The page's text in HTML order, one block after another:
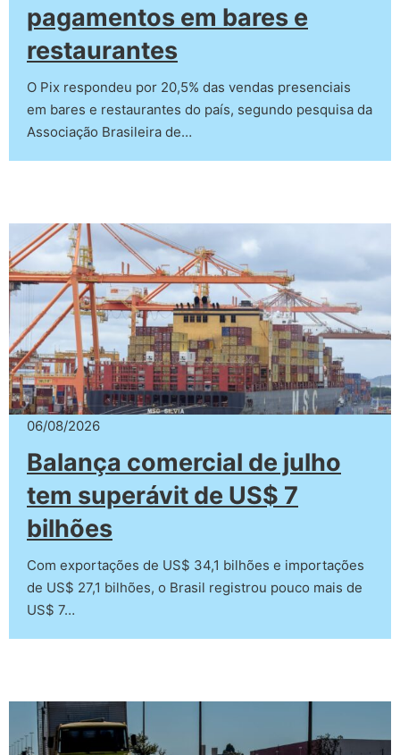
pagamentos em bares e
restaurantes
O Pix respondeu por 20,5% das vendas presenciais
em bares e restaurantes do país, segundo pesquisa da
Associação Brasileira de…
06/08/2026
Balança comercial de julho
tem superávit de US$ 7
bilhões
Com exportações de US$ 34,1 bilhões e importações
de US$ 27,1 bilhões, o Brasil registrou pouco mais de
US$ 7…